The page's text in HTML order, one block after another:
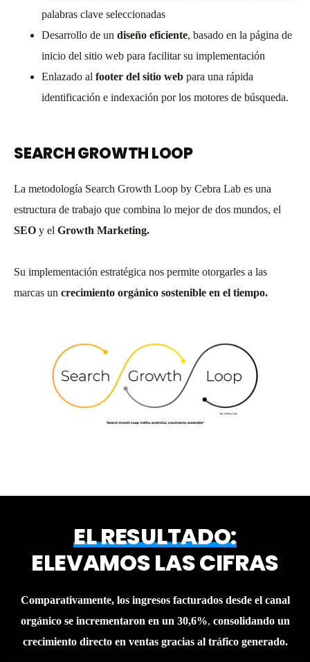
palabras clave seleccionadas
Desarrollo de un diseño eficiente, basado en la página de
inicio del sitio web para facilitar su implementación
Enlazado al footer del sitio web para una rápida
identificación e indexación por los motores de búsqueda.
SEARCH GROWTH LOOP
La metodología Search Growth Loop by Cebra Lab es una
estructura de trabajo que combina lo mejor de dos mundos, el
SEO y el Growth Marketing.
Su implementación estratégica nos permite otorgarles a las
marcas un crecimiento orgánico sostenible en el tiempo.
EL RESULTADO:
ELEVAMOS LAS CIFRAS
Comparativamente, los ingresos facturados desde el canal
orgánico se incrementaron en un 30,6%, consolidando un
crecimiento directo en ventas gracias al tráfico generado.